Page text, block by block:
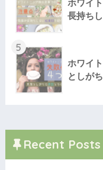
ホワイ
長持ち
5
ホワイ
としが
Recent Posts